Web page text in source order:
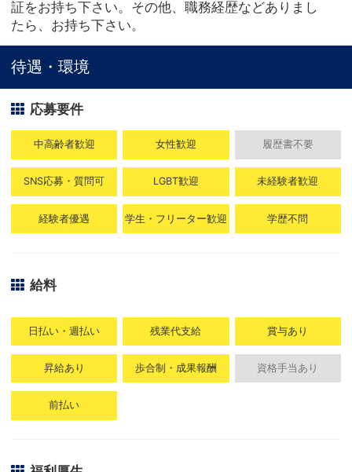
証をお持ち下さい。その他、職務経歴などありまし
たら、お持ち下さい。
待遇・環境
応募要件
中高齢者歓迎 女性歓迎 履歴書不要
SNS応募・質問可 LGBT歓迎 未経験者歓迎
経験者優遇 学生・フリーター歓迎 学歴不問
給料
日払い・週払い 残業代支給 賞与あり
昇給あり 歩合制・成果報酬 資格手当あり
前払い